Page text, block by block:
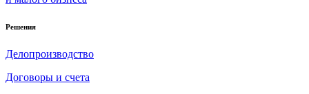
Решения
Делопроизводство
Договоры и счета